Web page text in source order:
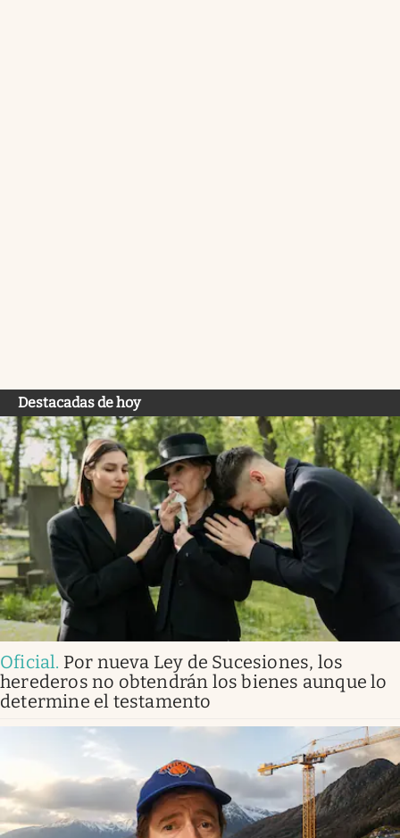
Destacadas de hoy
Oficial. Por nueva Ley de Sucesiones, los
herederos no obtendrán los bienes aunque lo
determine el testamento